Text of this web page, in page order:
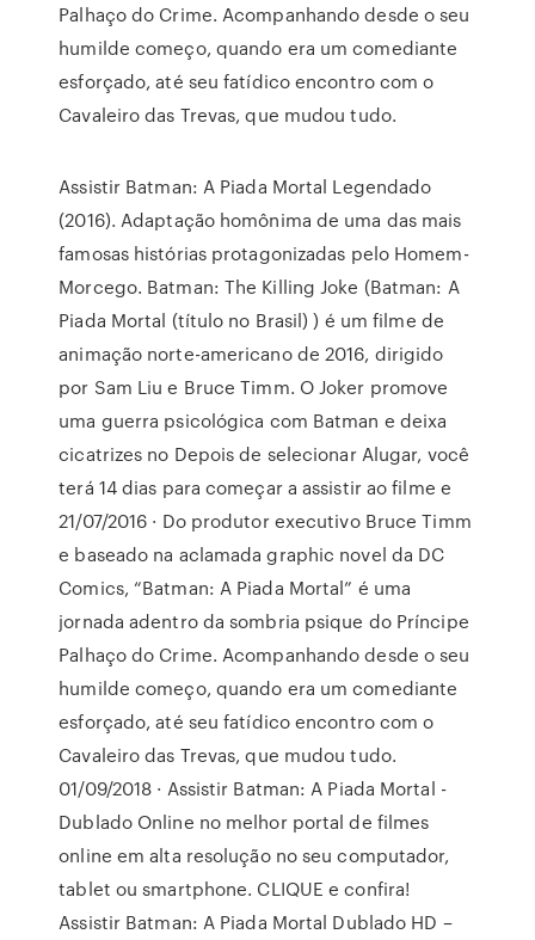
Palhaço do Crime. Acompanhando desde o seu
humilde começo, quando era um comediante
esforçado, até seu fatídico encontro com o
Cavaleiro das Trevas, que mudou tudo.
Assistir Batman: A Piada Mortal Legendado
(2016). Adaptação homônima de uma das mais
famosas histórias protagonizadas pelo Homem-
Morcego. Batman: The Killing Joke (Batman: A
Piada Mortal (título no Brasil) ) é um filme de
animação norte-americano de 2016, dirigido
por Sam Liu e Bruce Timm. O Joker promove
uma guerra psicológica com Batman e deixa
cicatrizes no Depois de selecionar Alugar, você
terá 14 dias para começar a assistir ao filme e
21/07/2016 · Do produtor executivo Bruce Timm
e baseado na aclamada graphic novel da DC
Comics, “Batman: A Piada Mortal” é uma
jornada adentro da sombria psique do Príncipe
Palhaço do Crime. Acompanhando desde o seu
humilde começo, quando era um comediante
esforçado, até seu fatídico encontro com o
Cavaleiro das Trevas, que mudou tudo.
01/09/2018 · Assistir Batman: A Piada Mortal -
Dublado Online no melhor portal de filmes
online em alta resolução no seu computador,
tablet ou smartphone. CLIQUE e confira!
Assistir Batman: A Piada Mortal Dublado HD –